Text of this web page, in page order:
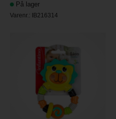
På lager
Varenr.: IB216314